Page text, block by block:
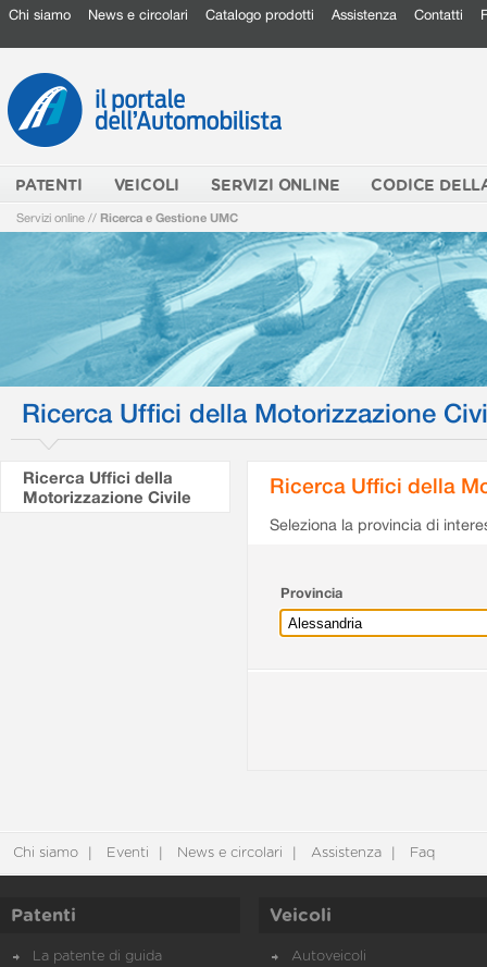
Chi siamo News e circolari Catalogo prodotti Assistenza Contatti
PATENTI VEICOLI SERVIZI ONLINE CODICE
Servizi online // Ricerca e Gestione UMC
Ricerca Uffici della Motorizzazione
Ricerca Uffici della
Motorizzazione Civile
Ricerca Uffici della
Seleziona la provincia di
Provincia
Chi siamo Eventi News e circolari Assistenza Faq
Patenti
La patente di guida
Veicoli
Autoveicoli